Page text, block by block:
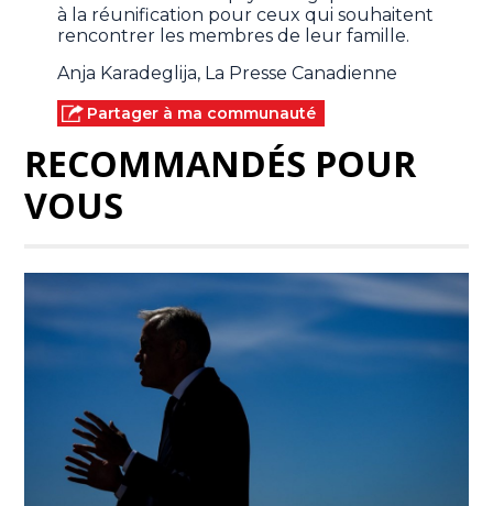
à la réunification pour ceux qui souhaitent
rencontrer les membres de leur famille.
Anja Karadeglija, La Presse Canadienne
Partager à ma communauté
RECOMMANDÉS POUR
VOUS